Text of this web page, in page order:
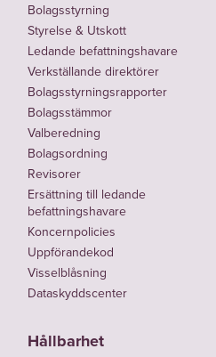
Bolagsstyrning
Styrelse & Utskott
Ledande befattningshavare
Verkställande direktörer
Bolagsstyrningsrapporter
Bolagsstämmor
Valberedning
Bolagsordning
Revisorer
Ersättning till ledande
befattningshavare
Koncernpolicies
Uppförandekod
Visselblåsning
Dataskyddscenter
Hållbarhet